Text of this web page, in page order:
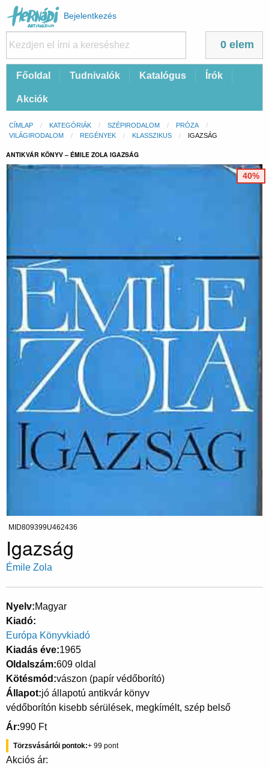
Felhasználói
fiók
menüje
Bejelentkezés
0 elem
FőFőoldal Tudnivalók Katalógus Írók
Akciók
Morzsa
CÍMLAP KATEGÓRIÁK SZÉPIRODALOM
PRÓZA
VILÁGIRODALOM
REGÉNYEK KLASSZIKUS CURRENT:
IGAZSÁG
ANTIKVÁR KÖNYV – ÉMILE ZOLA IGAZSÁG
40%
MID809399U462436
Igazság
Émile Zola
Nyelv Magyar
Kiadó
Európa Könyvkiadó
Kiadás éve 1965
Oldalszám 609 oldal
Kötésmód vászon (papír védőborító)
Állapot jó állapotú antikvár könyv
védőborítón kisebb sérülések, megkímélt, szép belső
Ár 990 Ft
Törzsvásárlói pontok 99
Akciós ár: